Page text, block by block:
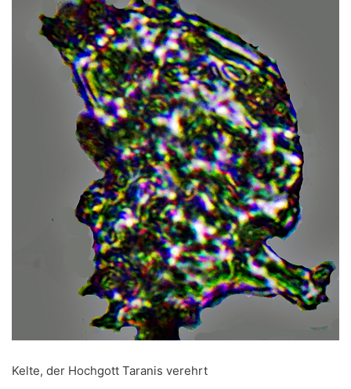
Kelte, der Hochgott Taranis verehrt